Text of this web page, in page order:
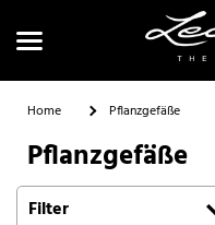
Home Pflanzgefäße
Pflanzgefäße
Filter